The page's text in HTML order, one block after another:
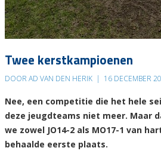
Twee kerstkampioenen
DOOR AD VAN DEN HERIK | 16 DECEMBER
Nee, een competitie die het hele
deze jeugdteams niet meer. Maar
we zowel JO14-2 als MO17-1 van
behaalde eerste plaats.